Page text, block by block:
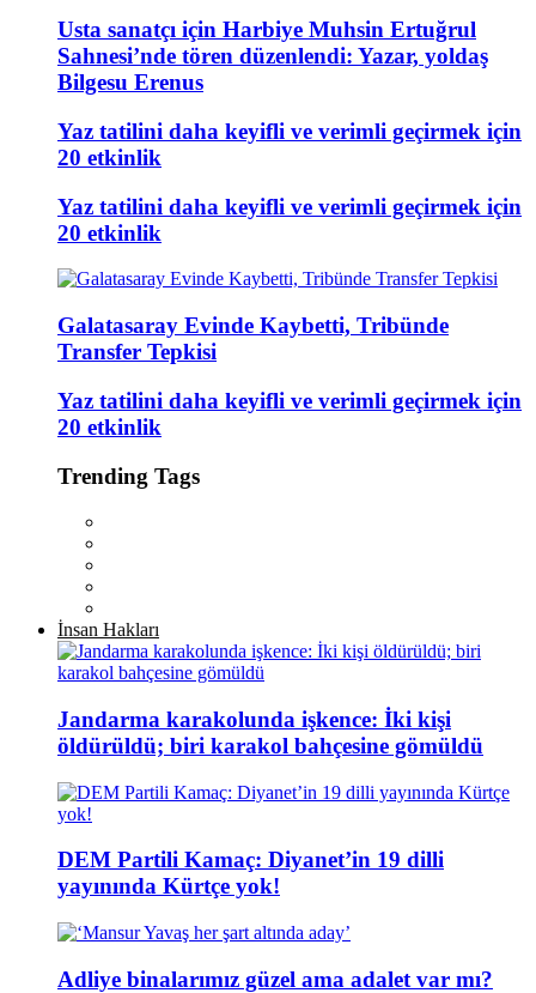
Usta sanatçı için Harbiye Muhsin Ertuğrul
Sahnesi’nde tören düzenlendi: Yazar, yoldaş
Bilgesu Erenus
Yaz tatilini daha keyifli ve verimli geçirmek için
20 etkinlik
Yaz tatilini daha keyifli ve verimli geçirmek için
20 etkinlik
Galatasaray Evinde Kaybetti, Tribünde
Transfer Tepkisi
Yaz tatilini daha keyifli ve verimli geçirmek için
20 etkinlik
Trending Tags
İnsan Hakları
Jandarma karakolunda işkence: İki kişi
öldürüldü; biri karakol bahçesine gömüldü
DEM Partili Kamaç: Diyanet’in 19 dilli
yayınında Kürtçe yok!
Adliye binalarımız güzel ama adalet var mı?